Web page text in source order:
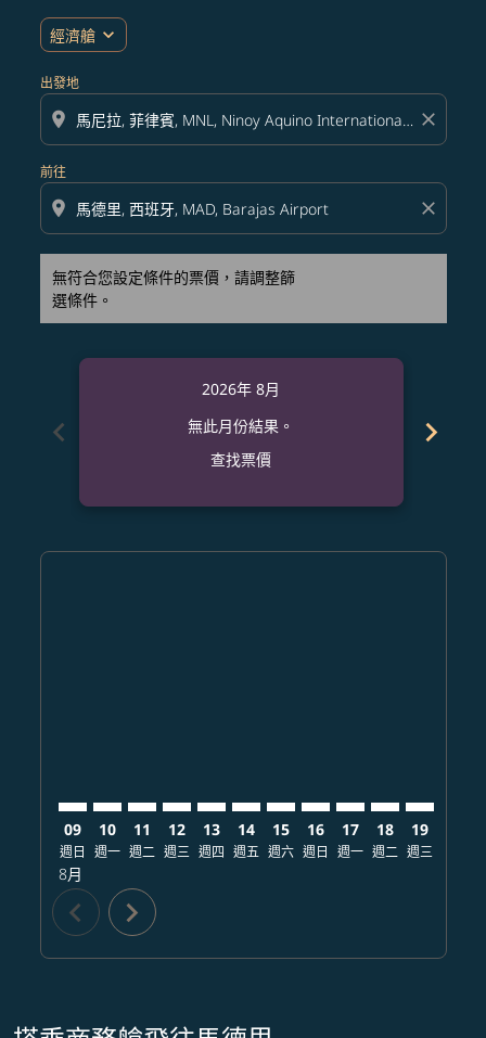
經濟艙 expand_more
出發地
location_on close
前往
location_on close
無符合您設定條件的票價，請調整篩
選條件。
chevron_left
2026年 8月
無此月份結果。
查找票價
chevron_right
09
週日
8月
10
週一
11
週二
12
週三
13
週四
14
週五
15
週六
16
週日
17
週一
18
週二
19
週三
chevron_left chevron_right